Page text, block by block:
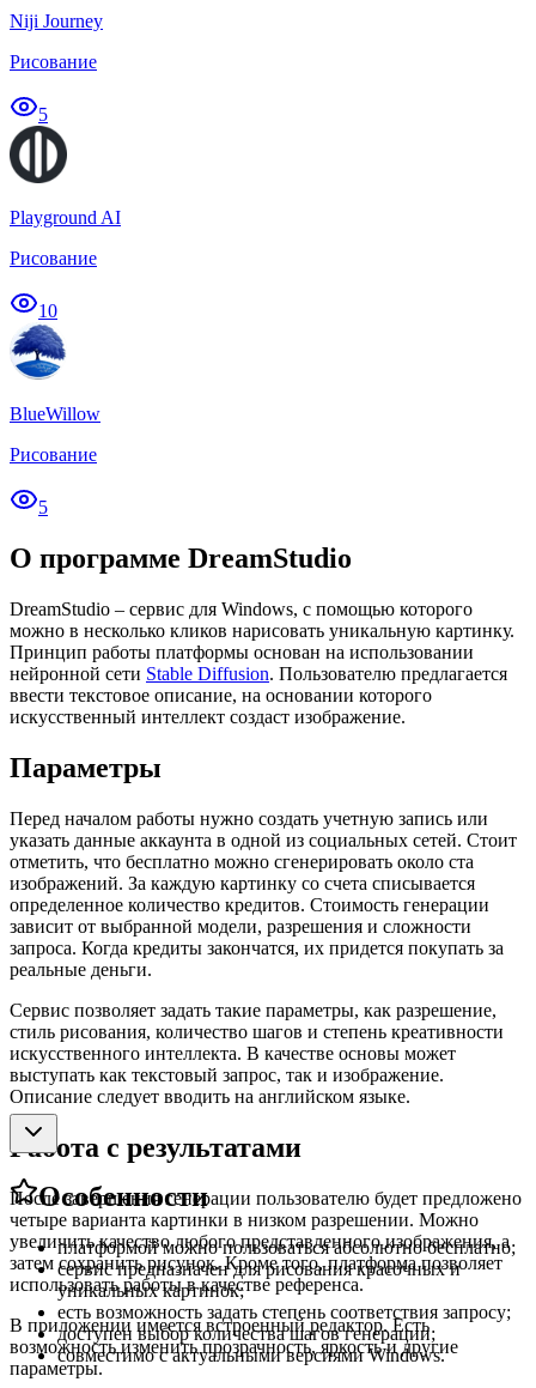
Niji Journey
Рисование
5
Playground AI
Рисование
10
BlueWillow
Рисование
5
О программе DreamStudio
DreamStudio – сервис для Windows, с помощью которого
можно в несколько кликов нарисовать уникальную картинку.
Принцип работы платформы основан на использовании
нейронной сети Stable Diffusion. Пользователю предлагается
ввести текстовое описание, на основании которого
искусственный интеллект создаст изображение.
Параметры
Перед началом работы нужно создать учетную запись или
указать данные аккаунта в одной из социальных сетей. Стоит
отметить, что бесплатно можно сгенерировать около ста
изображений. За каждую картинку со счета списывается
определенное количество кредитов. Стоимость генерации
зависит от выбранной модели, разрешения и сложности
запроса. Когда кредиты закончатся, их придется покупать за
реальные деньги.
Сервис позволяет задать такие параметры, как разрешение,
стиль рисования, количество шагов и степень креативности
искусственного интеллекта. В качестве основы может
выступать как текстовый запрос, так и изображение.
Описание следует вводить на английском языке.
Работа с результатами
После завершения генерации пользователю будет предложено
четыре варианта картинки в низком разрешении. Можно
увеличить качество любого представленного изображения, а
затем сохранить рисунок. Кроме того, платформа позволяет
использовать работы в качестве референса.
В приложении имеется встроенный редактор. Есть
возможность изменить прозрачность, яркость и другие
параметры.
Особенности
платформой можно пользоваться абсолютно бесплатно;
сервис предназначен для рисования красочных и
уникальных картинок;
есть возможность задать степень соответствия запросу;
доступен выбор количества шагов генерации;
совместимо с актуальными версиями Windows.